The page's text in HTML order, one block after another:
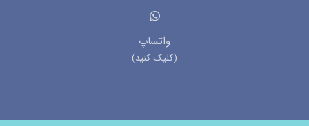
واتساپ
(کلیک کنید)